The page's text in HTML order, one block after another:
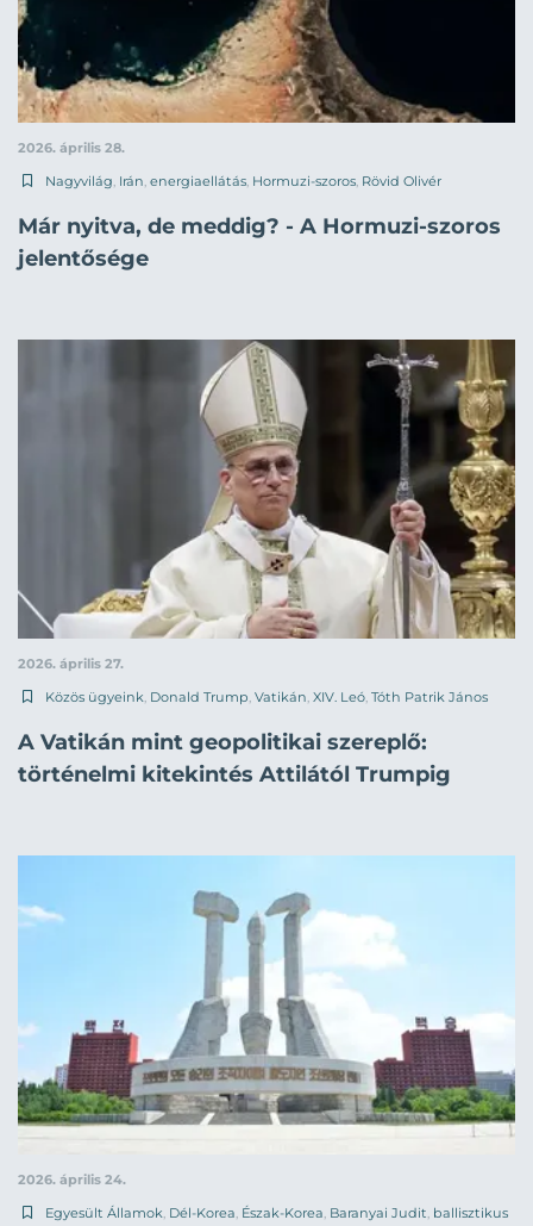
2026. április 28.
Nagyvilág Irán energiaellátás Hormuzi-szoros Rövid Olivér
Már nyitva, de meddig? - A Hormuzi-szoros
jelentősége
2026. április 27.
Közös ügyeink, Donald Trump, Vatikán, XIV. Leó, Tóth Patrik János
A Vatikán mint geopolitikai szereplő:
történelmi kitekintés Attilától Trumpig
2026. április 24.
Egyesült Államok, Dél-Korea, Észak-Korea, Baranyai Judit, ballisztikus